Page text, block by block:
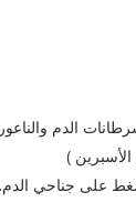
على جناحي الدم.